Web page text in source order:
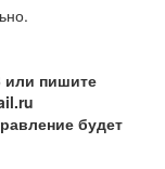
или пишите
будет